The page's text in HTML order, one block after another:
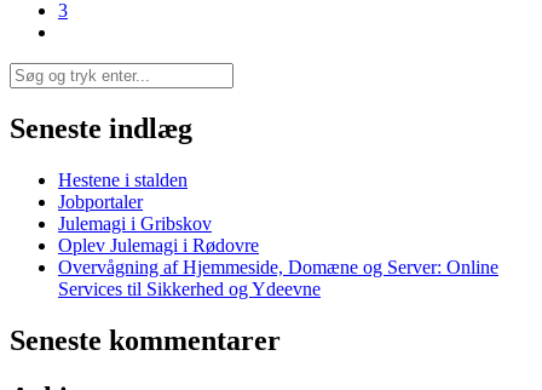
3
Seneste indlæg
Hestene i stalden
Jobportaler
Julemagi i Gribskov
Oplev Julemagi i Rødovre
Overvågning af Hjemmeside, Domæne og Server: Online
Services til Sikkerhed og Ydeevne
Seneste kommentarer